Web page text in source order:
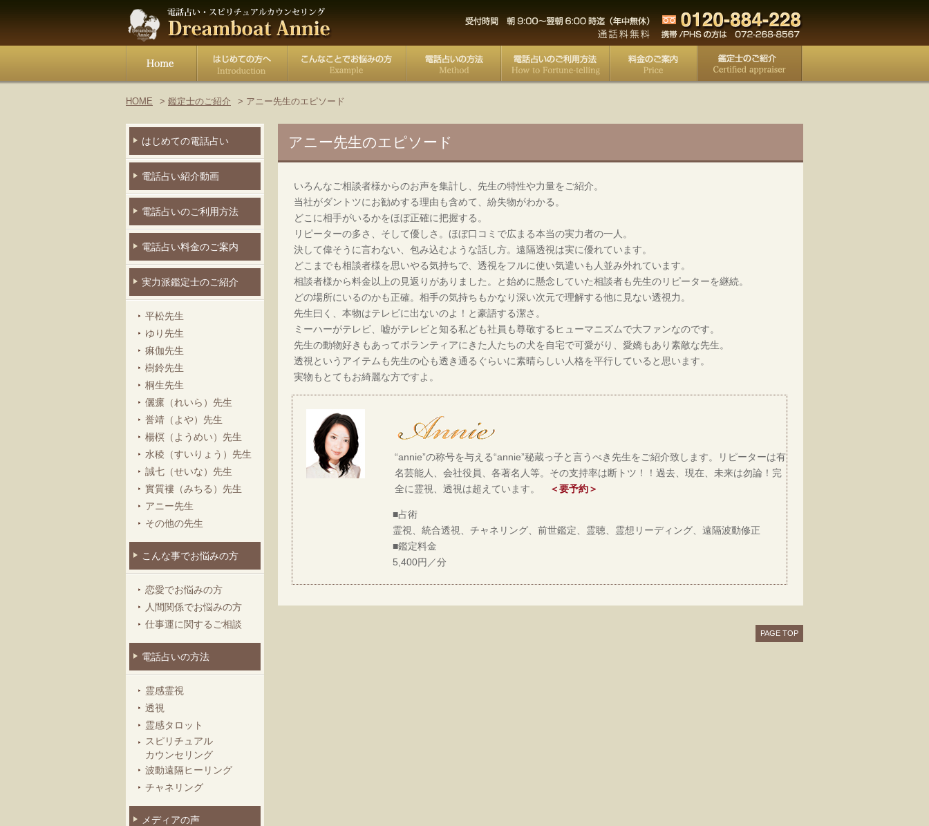
HOME 鑑定士のご紹介 アニー先生のエピソード
はじめての電話占い
電話占い紹介動画
電話占いのご利用方法
電話占い料金のご案内
実力派鑑定士のご紹介
平松先生
ゆり先生
痳伽先生
樹鈴先生
桐生先生
儷瘰（れいら）先生
誉靖（よや）先生
楊榠（ようめい）先生
水稜（すいりょう）先生
誠七（せいな）先生
實質褸（みちる）先生
アニー先生
その他の先生
こんな事でお悩みの方
恋愛でお悩みの方
人間関係でお悩みの方
仕事運に関するご相談
電話占いの方法
霊感霊視
透視
霊感タロット
スピリチュアル
カウンセリング
波動遠隔ヒーリング
チャネリング
メディアの声
アニー先生のエピソード
いろんなご相談者様からのお声を集計し、先生の特性や力量をご紹介。
当社がダントツにお勧めする理由も含めて、紛失物がわかる。
どこに相手がいるかをほぼ正確に把握する。
リピーターの多さ、そして優しさ。ほぼ口コミで広まる本当の実力者の一人。
決して偉そうに言わない、包み込むような話し方。遠隔透視は実に優れています。
どこまでも相談者様を思いやる気持ちで、透視をフルに使い気遣いも人並み外れています。
相談者様から料金以上の見返りがありました。と始めに懸念していた相談者も先生のリピーターを継続。
どの場所にいるのかも正確。相手の気持ちもかなり深い次元で理解する他に見ない透視力。
先生曰く、本物はテレビに出ないのよ！と豪語する潔さ。
ミーハーがテレビ、嘘がテレビと知る私ども社員も尊敬するヒューマニズムで大ファンなのです。
先生の動物好きもあってボランティアにきた人たちの犬を自宅で可愛がり、愛嬌もあり素敵な先生。
透視というアイテムも先生の心も透き通るぐらいに素晴らしい人格を平行していると思います。
実物もとてもお綺麗な方ですよ。
“annie”の称号を与える“annie”秘蔵っ子と言うべき先生をご紹介致します。リピーターは有
名芸能人、会社役員、各著名人等。その支持率は断トツ！！過去、現在、未来は勿論！完
全に霊視、透視は超えています。
＜要予約＞
■占術
霊視、統合透視、チャネリング、前世鑑定、霊聴、霊想リーディング、遠隔波動修正
■鑑定料金
5,400円／分
PAGE TOP